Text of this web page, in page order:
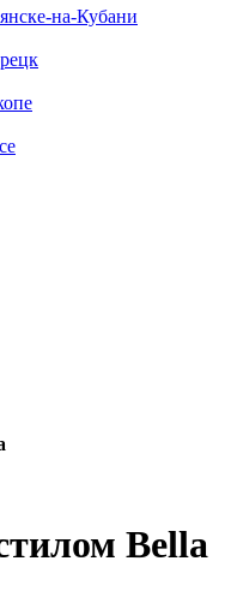
на-Кубани
Bella